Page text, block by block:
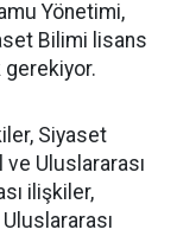
Yönetimi,
Bilimi lisans
gerekiyor.
Siyaset
Uluslararası
ilişkiler,